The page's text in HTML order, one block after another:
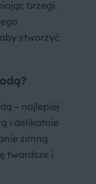
brzegi.
stworzyć
– najlepiej
i delikatnie
zimną
twardsze i